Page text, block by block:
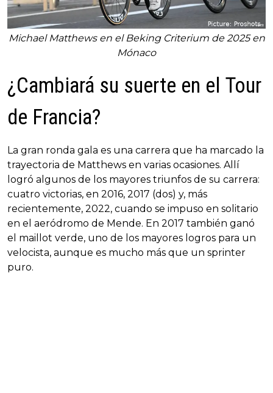
Michael Matthews en el Beking Criterium de 2025 en
Mónaco
¿Cambiará su suerte en el Tour
de Francia?
La gran ronda gala es una carrera que ha marcado la
trayectoria de Matthews en varias ocasiones. Allí
logró algunos de los mayores triunfos de su carrera:
cuatro victorias, en 2016, 2017 (dos) y, más
recientemente, 2022, cuando se impuso en solitario
en el aeródromo de Mende. En 2017 también ganó
el maillot verde, uno de los mayores logros para un
velocista, aunque es mucho más que un sprinter
puro.